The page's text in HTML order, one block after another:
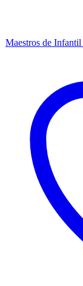
Maestros de Infantil